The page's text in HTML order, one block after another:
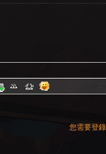
您需要登